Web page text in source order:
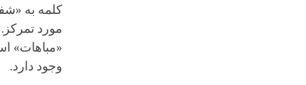
کلمه به
مورد
«مباهات»
وجود دارد.